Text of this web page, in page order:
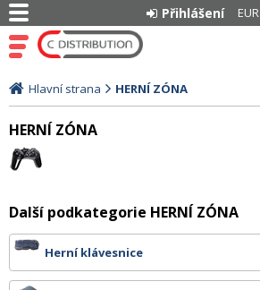
EUR
Přihlášení
Hlavní strana HERNÍ ZÓNA
HERNÍ ZÓNA
Další podkategorie HERNÍ ZÓNA
Herní klávesnice